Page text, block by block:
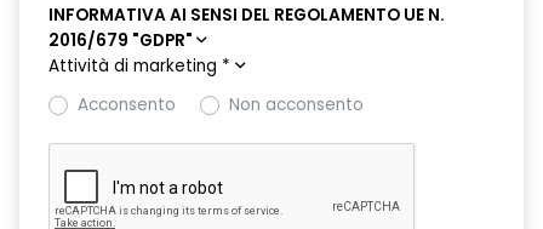
multi-sense a 4 modalità
privacy glass
INFORMATIVA AI SENSI DEL REGOLAMENTO UE N.
2016/679 "GDPR"
Attività di marketing *
Acconsento
Non acconsento